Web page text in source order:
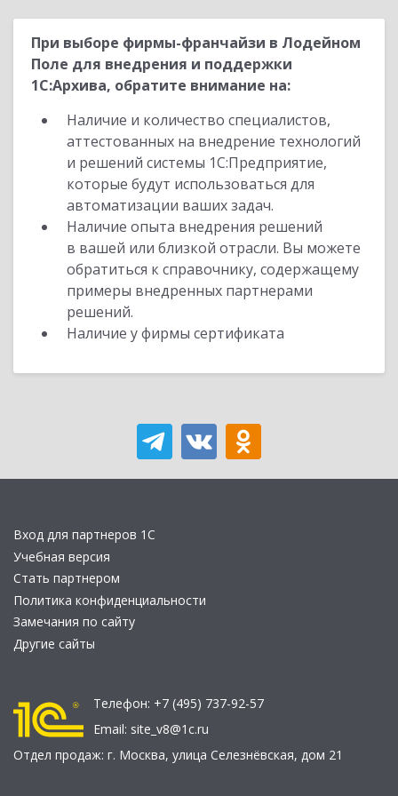
При выборе фирмы-франчайзи в Лодейном
Поле для внедрения и поддержки
1С:Архива, обратите внимание на:
Наличие и количество специалистов,
аттестованных на внедрение технологий
и решений системы 1С:Предприятие,
которые будут использоваться для
автоматизации ваших задач.
Наличие опыта внедрения решений
в вашей или близкой отрасли. Вы можете
обратиться к справочнику, содержащему
примеры внедренных партнерами
решений.
Наличие у фирмы сертификата
Вход для партнеров 1С
Учебная версия
Стать партнером
Политика конфиденциальности
Замечания по сайту
Другие сайты
Телефон: +7 (495) 737-92-57
Email: site_v8@1c.ru
Отдел продаж: г. Москва, улица Селезнёвская, дом 21